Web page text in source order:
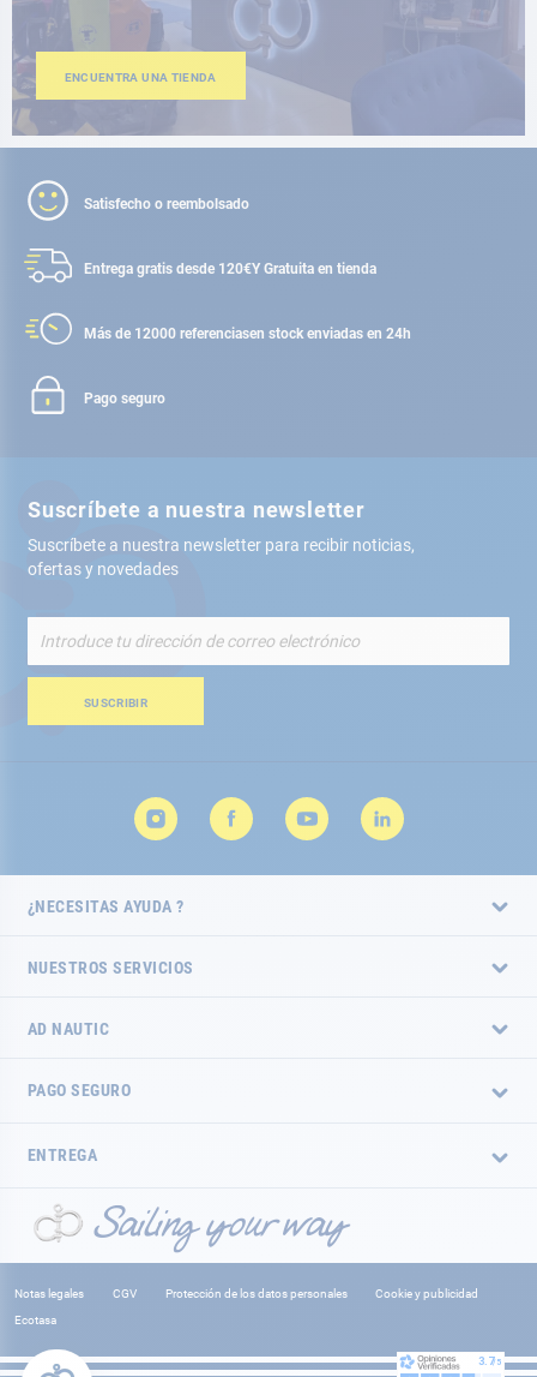
ENCUENTRA UNA TIENDA
Satisfecho o reembolsado
Entrega gratis desde 120€Y Gratuita en tienda
Más de 12000 referenciasen stock enviadas en 24h
Pago seguro
Suscríbete a nuestra newsletter
Suscríbete a nuestra newsletter para recibir noticias,
ofertas y novedades
nuestro
de
SUSCRIBIR
¿NECESITAS AYUDA ?
NUESTROS SERVICIOS
AD NAUTIC
PAGO SEGURO
ENTREGA
Notas legales CGV Protección de los datos personales
Cookie y publicidad
Ecotasa